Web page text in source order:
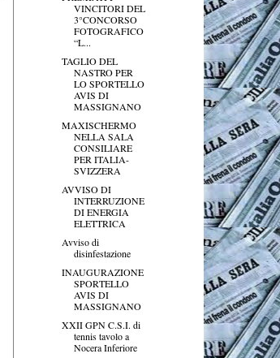
VINCITORI DEL
3°CONCORSO
FOTOGRAFICO
“L...
TAGLIO DEL
NASTRO PER
LO SPORTELLO
AVIS DI
MASSIGNANO
MAXISCHERMO
NELLA SALA
CONSILIARE
PER ITALIA-
SVIZZERA
AVVISO DI
INTERRUZIONE
DI ENERGIA
ELETTRICA
Avviso di
disinfestazione
INAUGURAZIONE
SPORTELLO
AVIS DI
MASSIGNANO
XXII GPN C.S.I. di
tennis tavolo a
Nocera Inferiore